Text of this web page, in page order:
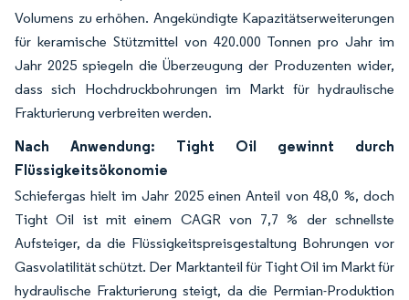
Volumens zu erhöhen. Angekündigte Kapazitätserweiterungen
für keramische Stützmittel von 420.000 Tonnen pro Jahr im
Jahr 2025 spiegeln die Überzeugung der Produzenten wider,
dass sich Hochdruckbohrungen im Markt für hydraulische
Frakturierung verbreiten werden.
Nach Anwendung: Tight Oil gewinnt durch
Flüssigkeitsökonomie
Schiefergas hielt im Jahr 2025 einen Anteil von 48,0 %, doch
Tight Oil ist mit einem CAGR von 7,7 % der schnellste
Aufsteiger, da die Flüssigkeitspreisgestaltung Bohrungen vor
Gasvolatilität schützt. Der Marktanteil für Tight Oil im Markt für
hydraulische Frakturierung steigt, da die Permian-Produktion